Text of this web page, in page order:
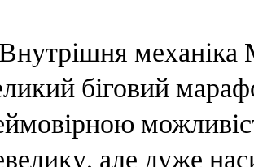
механіка
біговий
але дуже